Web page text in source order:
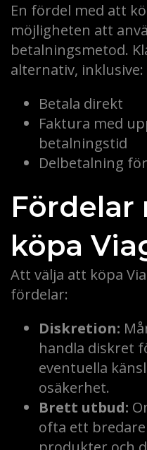
En fördel med att
möjligheten att
betalningsmetod.
alternativ, inklusive:
Betala direkt
Faktura med
betalningstid
Delbetalning
Fördelar
köpa
Att välja att köpa
fördelar:
Diskretion:
handla diskret
eventuella
osäkerhet.
Brett utbud:
ofta ett